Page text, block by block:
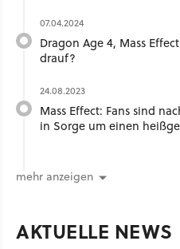
07.04.2024
Dragon Age 4, Mass
drauf?
24.08.2023
Mass Effect: Fans sind
in Sorge um einen
mehr anzeigen
AKTUELLE NEWS